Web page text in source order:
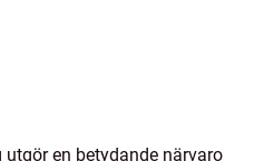
en betydande närvaro